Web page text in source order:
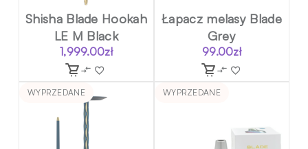
Shisha Blade Hookah
LE M Black
1,999.00zł
Łapacz melasy Blade
Grey
99.00zł
WYPRZEDANE WYPRZEDANE